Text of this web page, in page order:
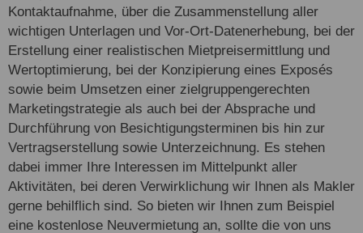
Kontaktaufnahme, über die Zusammenstellung aller
wichtigen Unterlagen und Vor-Ort-Datenerhebung, bei der
Erstellung einer realistischen Mietpreisermittlung und
Wertoptimierung, bei der Konzipierung eines Exposés
sowie beim Umsetzen einer zielgruppengerechten
Marketingstrategie als auch bei der Absprache und
Durchführung von Besichtigungsterminen bis hin zur
Vertragserstellung sowie Unterzeichnung. Es stehen
dabei immer Ihre Interessen im Mittelpunkt aller
Aktivitäten, bei deren Verwirklichung wir Ihnen als Makler
gerne behilflich sind. So bieten wir Ihnen zum Beispiel
eine kostenlose Neuvermietung an, sollte die von uns